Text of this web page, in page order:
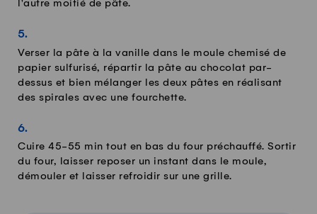
l'autre moitié de pâte.
Verser la pâte à la vanille dans le moule chemisé de
papier sulfurisé, répartir la pâte au chocolat par-
dessus et bien mélanger les deux pâtes en réalisant
des spirales avec une fourchette.
Cuire 45-55 min tout en bas du four préchauffé. Sortir
du four, laisser reposer un instant dans le moule,
démouler et laisser refroidir sur une grille.